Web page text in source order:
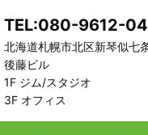
TEL:080-9612-
北海道札幌市北区新琴似七
後藤ビル
1F ジム/スタジオ
3F オフィス